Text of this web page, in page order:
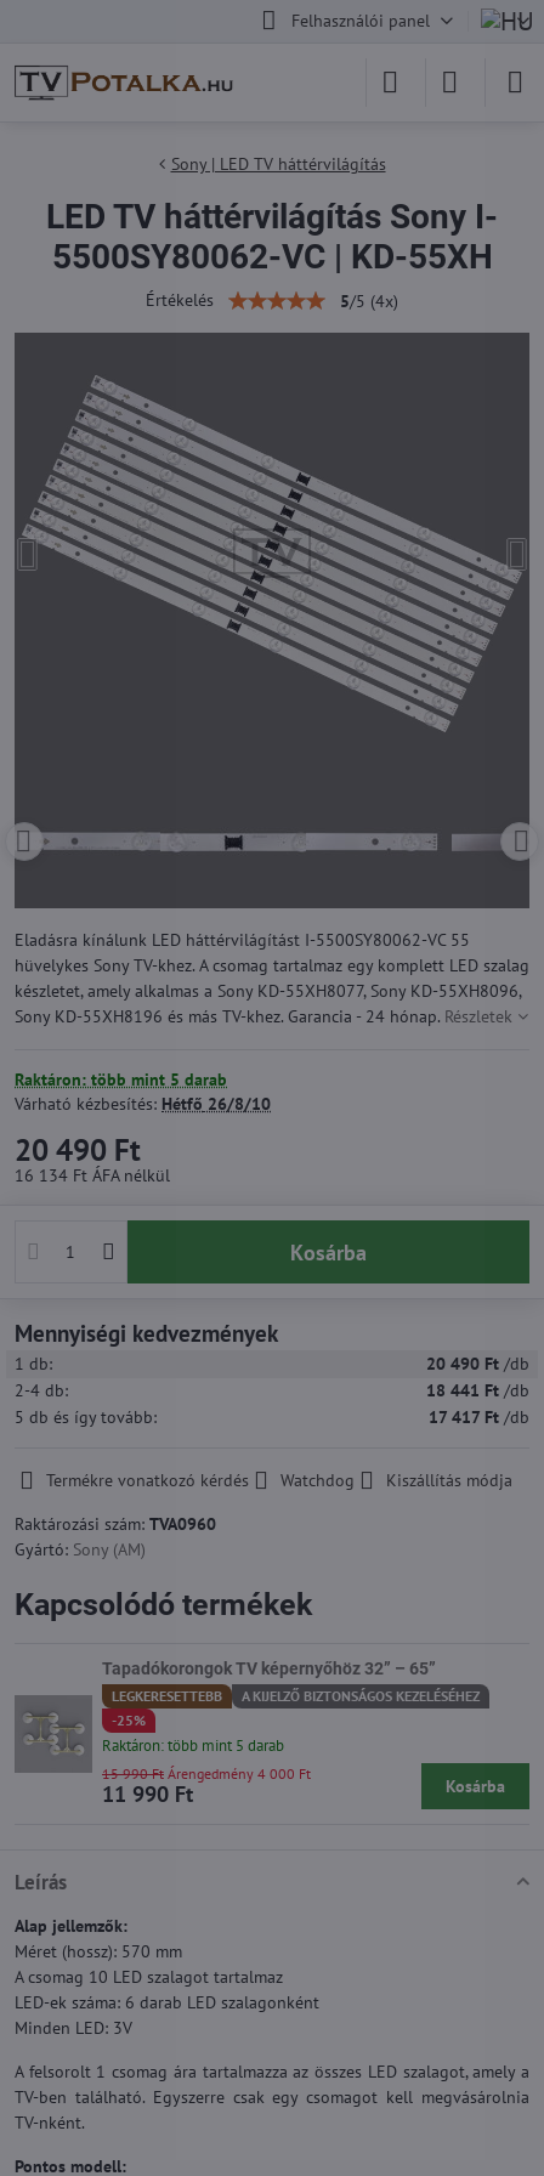
Felhasználói panel
Sony | LED TV háttérvilágítás
LED TV háttérvilágítás Sony I-
5500SY80062-VC | KD-55XH
Értékelés 5/5 (4x)
Eladásra kínálunk LED háttérvilágítást I-5500SY80062-VC 55
hüvelykes Sony TV-khez. A csomag tartalmaz egy komplett LED szalag
készletet, amely alkalmas a Sony KD-55XH8077, Sony KD-55XH8096,
Sony KD-55XH8196 és más TV-khez. Garancia - 24 hónap. Részletek
Raktáron: több mint 5 darab
Várható kézbesítés: Hétfő 26/8/10
20 490 Ft
16 134 Ft ÁFA nélkül
Kosárba
Mennyiségi kedvezmények
1 db: 20 490 Ft /db
2-4 db: 18 441 Ft /db
5 db és így tovább: 17 417 Ft /db
Termékre vonatkozó kérdés Watchdog
Kiszállítás módja
Raktározási szám: TVA0960
Gyártó: Sony (AM)
Leírás
Alap jellemzők:
Méret (hossz): 570 mm
A csomag 10 LED szalagot tartalmaz
LED-ek száma: 6 darab LED szalagonként
Minden LED: 3V
A felsorolt 1 csomag ára tartalmazza az összes LED szalagot, amely a
TV-ben található. Egyszerre csak egy csomagot kell megvásárolnia
TV-nként.
Pontos modell:
Kapcsolódó termékek
Tapadókorongok TV képernyőhöz 32” – 65”
LEGKERESETTEBB
A KIJELZŐ BIZTONSÁGOS KEZELÉSÉHEZ
-25%
Raktáron: több mint 5 darab
11 990 Ft
15 990 Ft Árengedmény 4 000 Ft
Kosárba